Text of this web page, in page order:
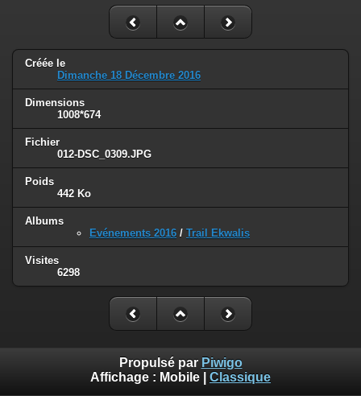
Créée le
Dimanche 18 Décembre 2016
Dimensions
1008*674
Fichier
012-DSC_0309.JPG
Poids
442 Ko
Albums
Evénements 2016 / Trail Ekwalis
Visites
6298
Propulsé par Piwigo
Affichage : Mobile Classique